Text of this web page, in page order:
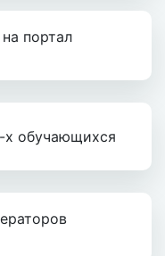
портал
х обучающихся